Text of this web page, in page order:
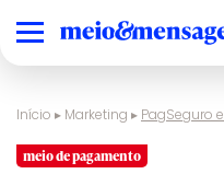
Início ▸ Marketing ▸ PagSeguro
meio de pagamento